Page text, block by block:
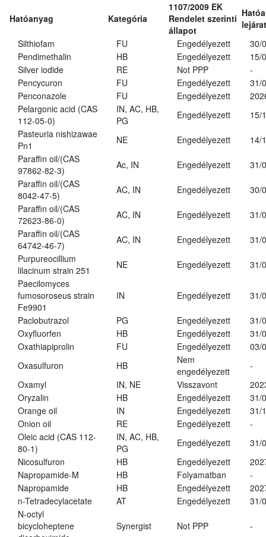
Hatóanyag Kategória
1107/2009 EK
Rendelet szerinti
állapot
Silthiofam
FU Engedélyezett
30/
Pendimethalin
HB Engedélyezett
15/
Silver iodide
RE Not PPP
-
Pencycuron
FU Engedélyezett
31/
Penconazole
FU Engedélyezett
Pelargonic acid (CAS
112-05-0)
IN, AC, HB,
PG
Engedélyezett
15/
Pasteuria nishizawae
Pn1
NE Engedélyezett
14/
Paraffin oil/(CAS
97862-82-3)
Ac, IN Engedélyezett
31/
Paraffin oil/(CAS
8042-47-5)
AC, IN Engedélyezett
30/
Paraffin oil/(CAS
72623-86-0)
AC, IN Engedélyezett
31/
Paraffin oil/(CAS
64742-46-7)
AC, IN Engedélyezett
31/
Purpureocillium
lilacinum strain 251
NE Engedélyezett
31/
Paecilomyces
fumosoroseus strain
Fe9901
IN Engedélyezett 31/
Paclobutrazol PG Engedélyezett
31/
Oxyfluorfen
HB Engedélyezett
31/
Oxathiapiprolin
FU Engedélyezett
03/
Oxasulfuron
HB
Nem
engedélyezett
-
Oxamyl
IN, NE Visszavont
Oryzalin
HB Engedélyezett
31/
Orange oil
IN Engedélyezett
31/
Onion oil
RE Engedélyezett
-
Oleic acid (CAS 112-
80-1)
IN, AC, HB,
PG
Engedélyezett
31/
Nicosulfuron
HB Engedélyezett
Napropamide-M
HB Folyamatban
-
Napropamide
HB Engedélyezett
n-Tetradecylacetate
AT Engedélyezett
31/
N-octyl
bicycloheptene
Synergist Not PPP -